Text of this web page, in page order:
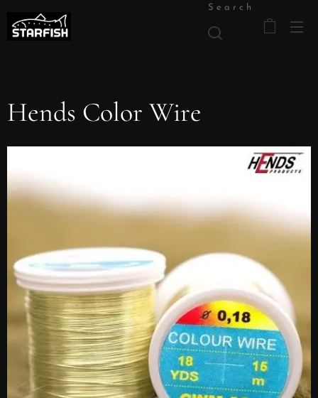
Search
Hends Color Wire